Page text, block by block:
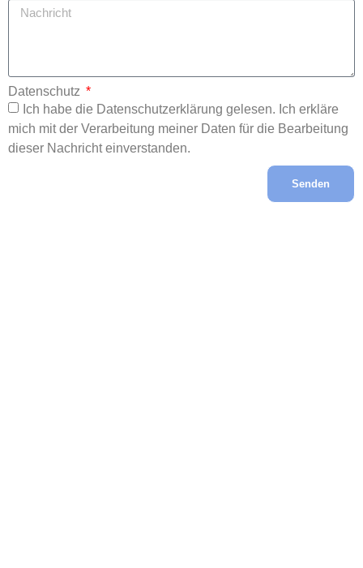
Datenschutz
Ich habe die Datenschutzerklärung gelesen. Ich erkläre
mich mit der Verarbeitung meiner Daten für die Bearbeitung
dieser Nachricht einverstanden.
Senden